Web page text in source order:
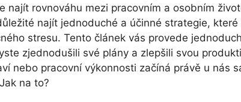
najít rovnováhu mezi pracovním a osobním
najít jednoduché a účinné strategie, které
stresu. Tento článek vás provede
zjednodušili své plány a zlepšili svou
nebo pracovní výkonnosti začíná právě u nás
na to?